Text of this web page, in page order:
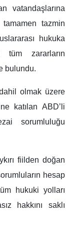
vatandaşlarına
tazmin
hukuka
zararların
bulundu.
dahil olmak üzere
katılan ABD’li
sorumluluğu
fiilden doğan
hesap
hukuki yolları
hakkını saklı